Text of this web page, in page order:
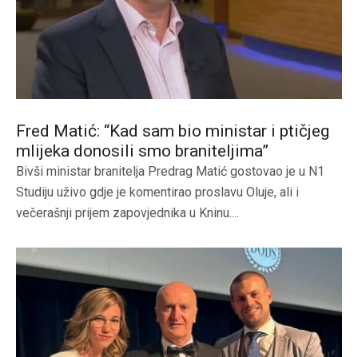
Fred Matić: “Kad sam bio ministar i ptičjeg
mlijeka donosili smo braniteljima”
Bivši ministar branitelja Predrag Matić gostovao je u N1
Studiju uživo gdje je komentirao proslavu Oluje, ali i
večerašnji prijem zapovjednika u Kninu....